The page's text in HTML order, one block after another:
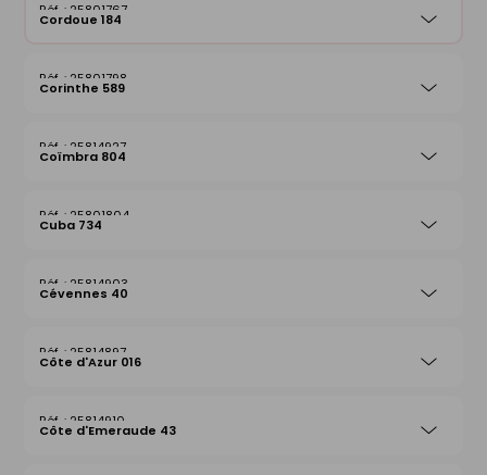
25801767
Cordoue 184
25801798
Corinthe 589
25814927
Coïmbra 804
25801804
Cuba 734
25814903
Cévennes 40
25814897
Côte d'Azur 016
25814910
Côte d'Emeraude 43